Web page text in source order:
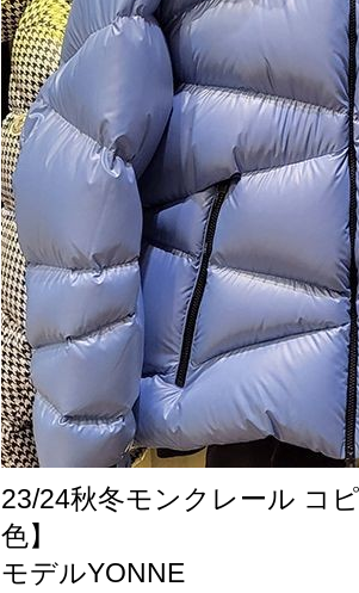
23/24秋冬モンクレール コ
色】
モデルYONNE